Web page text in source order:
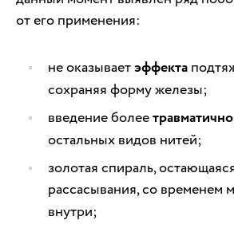
от его применения:
не оказываетэффекта
сохраняя форму железы;
введение более
остальных видов нитей;
золотая спираль,
рассасывания, со временем
внутри;